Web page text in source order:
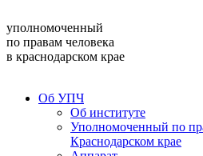
уполномоченный
по правам человека
в краснодарском крае
Об УПЧ
Об институте
Уполномоченный по
Краснодарском крае